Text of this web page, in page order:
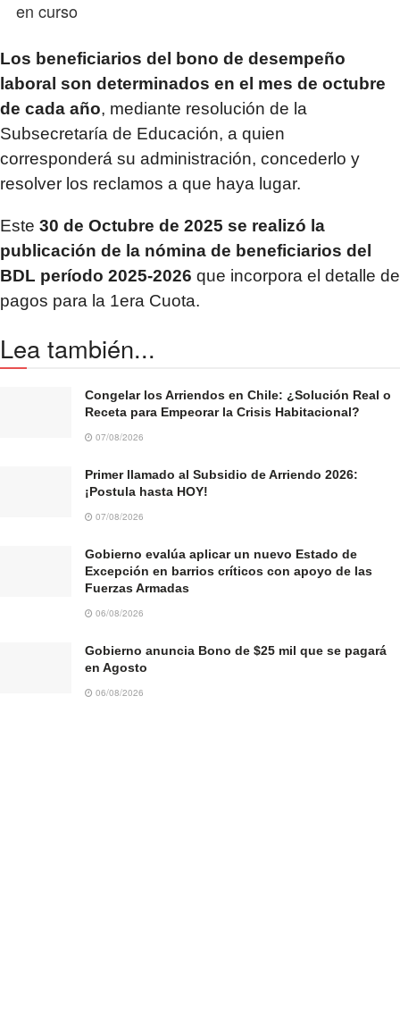
en curso
Los beneficiarios del bono de desempeño
laboral son determinados en el mes de octubre
de cada año, mediante resolución de la
Subsecretaría de Educación, a quien
corresponderá su administración, concederlo y
resolver los reclamos a que haya lugar.
Este 30 de Octubre de 2025 se realizó la
publicación de la nómina de beneficiarios del
BDL período 2025-2026 que incorpora el detalle de
pagos para la 1era Cuota.
Lea también...
Congelar los Arriendos en Chile: ¿Solución Real o
Receta para Empeorar la Crisis Habitacional?
07/08/2026
Primer llamado al Subsidio de Arriendo 2026:
¡Postula hasta HOY!
07/08/2026
Gobierno evalúa aplicar un nuevo Estado de
Excepción en barrios críticos con apoyo de las
Fuerzas Armadas
06/08/2026
Gobierno anuncia Bono de $25 mil que se pagará
en Agosto
06/08/2026